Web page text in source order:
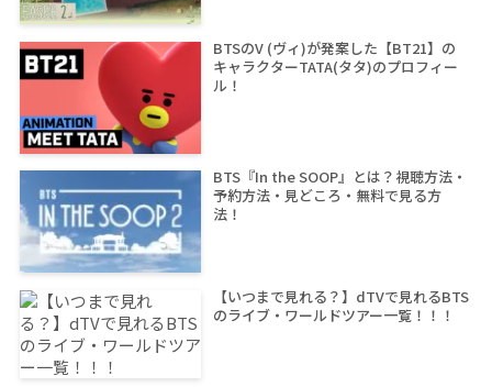
BTSのV (ヴィ)が発案した【BT21】の
キャラクターTATA(タタ)のプロフィー
ル！
BTS『In the SOOP』とは？視聴方法・
予約方法・見どころ・無料で見る方
法！
【いつまで見れる？】dTVで見れるBTS
のライブ・ワールドツアー一覧！！！